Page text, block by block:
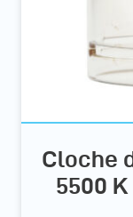
Cloche
5500